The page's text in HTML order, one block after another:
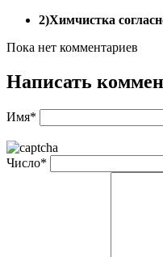
2)Химчистка
Пока нет комментариев
Написать
Имя*
Число*